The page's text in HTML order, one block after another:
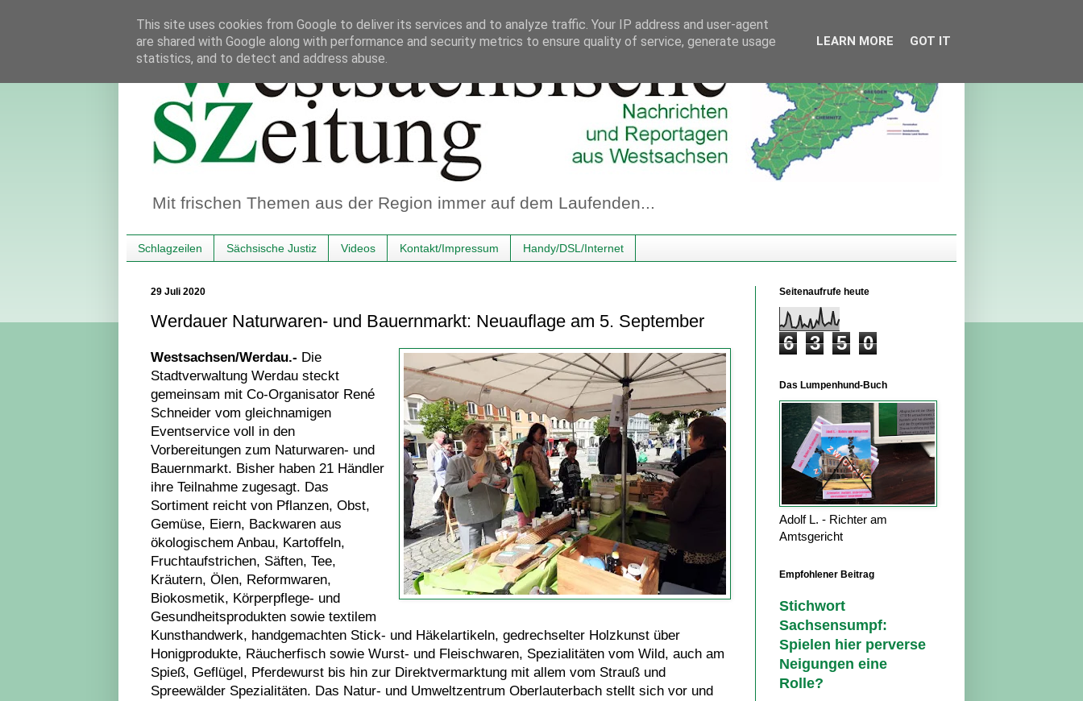
Mit frischen Themen aus der Region immer auf dem Laufenden...
Schlagzeilen Sächsische Justiz Videos Kontakt/Impressum Handy/DSL/Internet
29 Juli 2020
Werdauer Naturwaren- und Bauernmarkt: Neuauflage am 5. September
Westsachsen/Werdau.- Die
Stadtverwaltung Werdau steckt
gemeinsam mit Co-Organisator René
Schneider vom gleichnamigen
Eventservice voll in den
Vorbereitungen zum Naturwaren- und
Bauernmarkt. Bisher haben 21 Händler
ihre Teilnahme zugesagt. Das
Sortiment reicht von Pflanzen, Obst,
Gemüse, Eiern, Backwaren aus
ökologischem Anbau, Kartoffeln,
Fruchtaufstrichen, Säften, Tee,
Kräutern, Ölen, Reformwaren,
Biokosmetik, Körperpflege- und
Gesundheitsprodukten sowie textilem
Kunsthandwerk, handgemachten Stick- und Häkelartikeln, gedrechselter Holzkunst über
Honigprodukte, Räucherfisch sowie Wurst- und Fleischwaren, Spezialitäten vom Wild, auch am
Spieß, Geflügel, Pferdewurst bis hin zur Direktvermarktung mit allem vom Strauß und
Spreewälder Spezialitäten. Das Natur- und Umweltzentrum Oberlauterbach stellt sich vor und
Seitenaufrufe heute
6 3 5 0
Das Lumpenhund-Buch
Adolf L. - Richter am
Amtsgericht
Empfohlener Beitrag
Stichwort
Sachsensumpf:
Spielen hier perverse
Neigungen eine
Rolle?
This site uses cookies from Google to deliver its services and to analyze traffic. Your IP address and user-agent
are shared with Google along with performance and security metrics to ensure quality of service, generate usage
statistics, and to detect and address abuse.
LEARN MORE GOT IT